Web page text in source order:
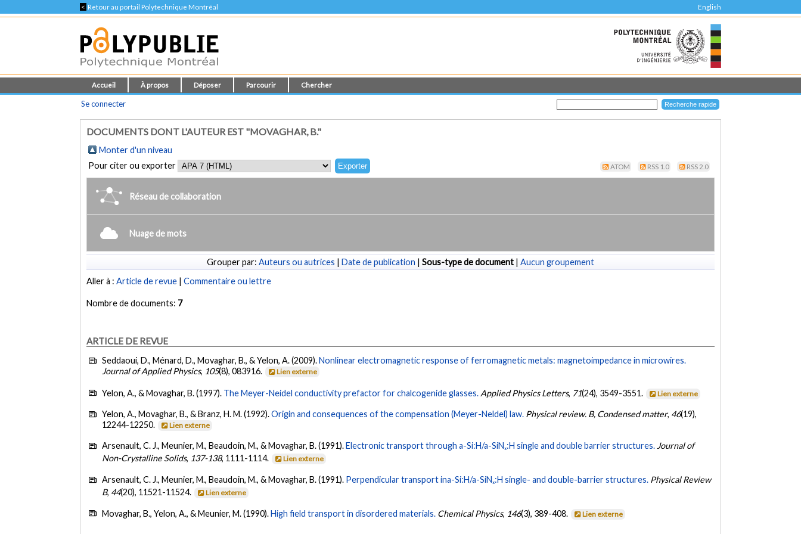
< Retour au portail Polytechnique Montréal English
Accueil À propos Déposer Parcourir Chercher
Se connecter
DOCUMENTS DONT L'AUTEUR EST "MOVAGHAR, B."
Monter d'un niveau
Pour citer ou exporter
ATOM RSS 1.0 RSS 2.0
Réseau de collaboration
Nuage de mots
Grouper par: Auteurs ou autrices | Date de publication | Sous-type de document | Aucun groupement
Aller à :Article de revue |Commentaire ou lettre
Nombre de documents: 7
ARTICLE DE REVUE
Seddaoui, D., Ménard, D., Movaghar, B., & Yelon, A. (2009).Nonlinear electromagnetic response of ferromagnetic metals: magnetoimpedance in microwires.
Journal of Applied Physics, 105(8), 083916. Lien externe
Yelon, A., & Movaghar, B. (1997). The Meyer-Neidel conductivity prefactor for chalcogenide glasses. Applied Physics Letters, 71(24), 3549-3551. Lien externe
Yelon, A., Movaghar, B., & Branz, H. M. (1992).Origin and consequences of the compensation (Meyer-Neldel) law. Physical review. B, Condensed matter, 46(19),
12244-12250.
Lien externe
Arsenault, C. J., Meunier, M., Beaudoin, M., & Movaghar, B. (1991).Electronic transport through a-Si:H/a-SiNₓ:H single and double barrier structures. Journal of
Non-Crystalline Solids, 137-138, 1111-1114. Lien externe
Arsenault, C. J., Meunier, M., Beaudoin, M., & Movaghar, B. (1991). Perpendicular transport ina-Si:H/a-SiNₓ:H single- and double-barrier structures. Physical Review
B, 44(20), 11521-11524. Lien externe
Movaghar, B., Yelon, A., & Meunier, M. (1990).High field transport in disordered materials. Chemical Physics, 146(3), 389-408. Lien externe